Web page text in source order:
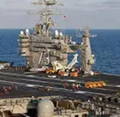
محسن پاک‌ نژاد؛ از افت شدید
تا بازی با عزل و نصب‌ها